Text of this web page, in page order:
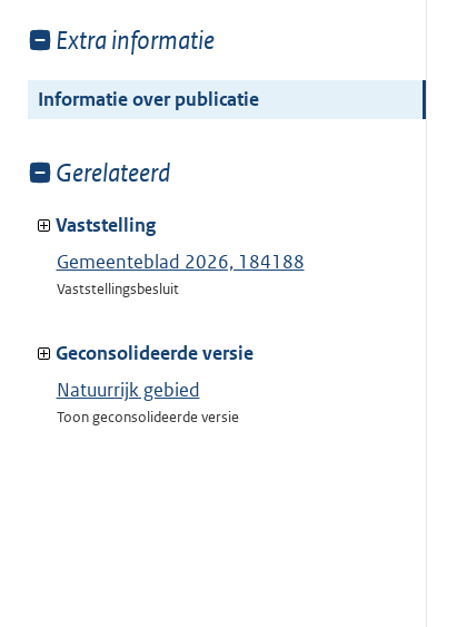
Toon
van:
Extra informatie
Informatie over publicatie
Toon
van:
Gerelateerd
Vaststelling
Gemeenteblad 2026, 184188
Vaststellingsbesluit
Geconsolideerde versie
Natuurrijk gebied
Toon geconsolideerde versie